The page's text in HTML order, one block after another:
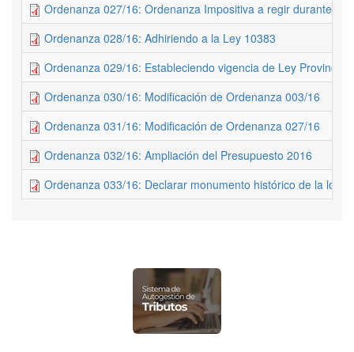
Ordenanza 027/16: Ordenanza Impositiva a regir durante el
Ordenanza 028/16: Adhiriendo a la Ley 10383
Ordenanza 029/16: Estableciendo vigencia de Ley Provincial
Ordenanza 030/16: Modificación de Ordenanza 003/16
Ordenanza 031/16: Modificación de Ordenanza 027/16
Ordenanza 032/16: Ampliación del Presupuesto 2016
Ordenanza 033/16: Declarar monumento histórico de la